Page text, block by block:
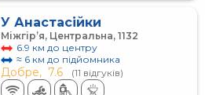
У Анастасійки
Міжгір’я, Центральна, 1132
6.9 км до центру
≈ 6 км до підйомника
Добре, 7.6 (11 відгуків)